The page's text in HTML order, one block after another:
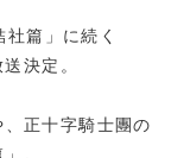
篇」に続く
決定。
正十字騎士團の